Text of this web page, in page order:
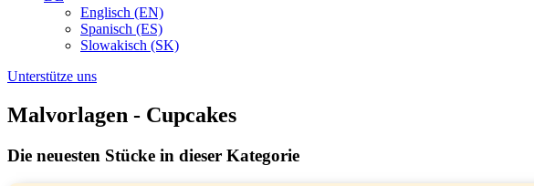
Englisch (EN)
Spanisch (ES)
Slowakisch (SK)
Unterstütze uns
Malvorlagen - Cupcakes
Die neuesten Stücke in dieser Kategorie